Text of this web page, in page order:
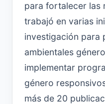
para fortalecer las
trabajó en varias
investigación para
ambientales
implementar
género
más de 20